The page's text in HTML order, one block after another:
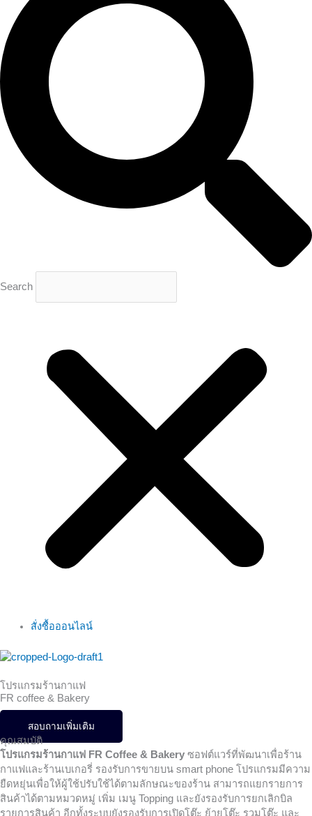
Search
สั่งซื้อออนไลน์
โปรแกรมร้านกาแฟ
FR coffee & Bakery
สอบถามเพิ่มเติม
คุณสมบัติ
โปรแกรมร้านกาแฟ FR Coffee & Bakery ซอฟต์แวร์ที่พัฒนาเพื่อร้าน
กาแฟและร้านเบเกอรี่ รองรับการขายบน smart phone โปรแกรมมีความ
ยืดหยุ่นเพื่อให้ผู้ใช้ปรับใช้ได้ตามลักษณะของร้าน สามารถแยกรายการ
สินค้าได้ตามหมวดหมู่ เพิ่ม เมนู Topping และยังรองรับการยกเลิกบิล
รายการสินค้า อีกทั้งระบบยังรองรับการเปิดโต๊ะ ย้ายโต๊ะ รวมโต๊ะ และ